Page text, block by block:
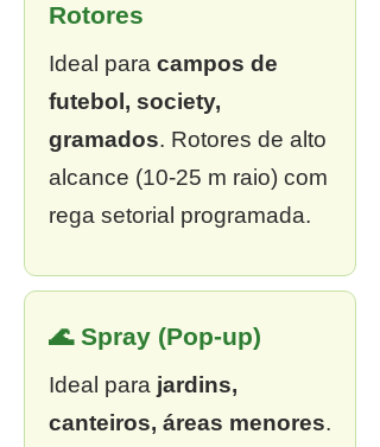
Rotores
Ideal para campos de
futebol, society,
gramados. Rotores de alto
alcance (10-25 m raio) com
rega setorial programada.
🌊 Spray (Pop-up)
Ideal para jardins,
canteiros, áreas menores.